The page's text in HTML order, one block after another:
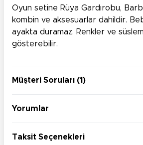
Oyun setine Rüya Gardırobu,
kombin ve aksesuarlar dahildir.
ayakta duramaz. Renkler ve
gösterebilir. ​
Müşteri Soruları (1)
Yorumlar
Taksit Seçenekleri